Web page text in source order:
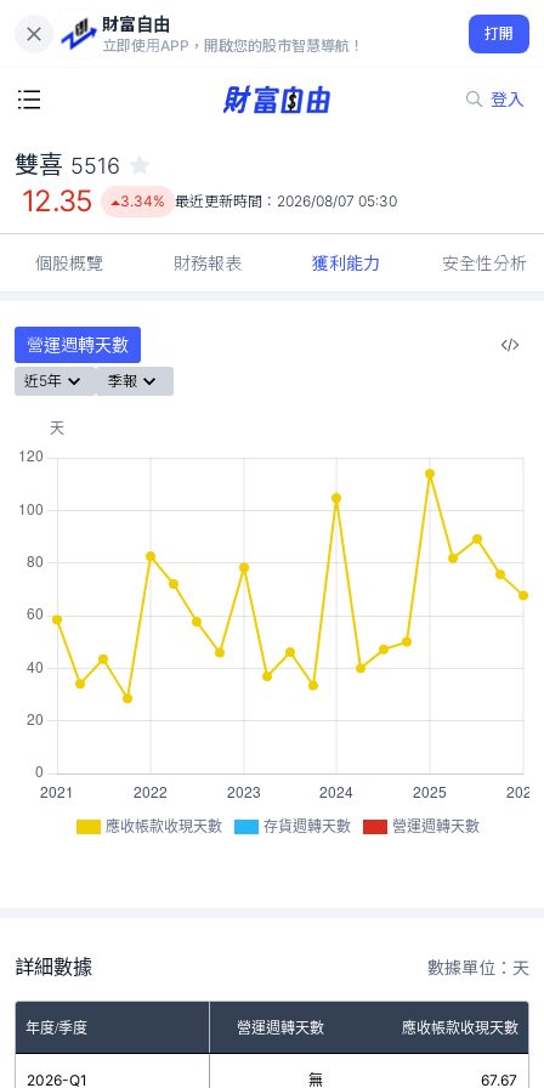
財富自由
立即使用APP，開啟您的股市智慧導航！
打開
登入
12.35
3.34%
雙喜 5516
12.35 3.34% 最近更新時間： 2026/08/07 05:30
個股概覽 財務報表 獲利能力 安全性分析
營運週轉天數
近5年 季報
應收帳款收現天數 存貨週轉天數 營運週轉天數
詳細數據 數據單位：天
年度/季度
存貨週轉天數 營運週轉天數 應收帳款收現天數
2026-Q1 無 67.67